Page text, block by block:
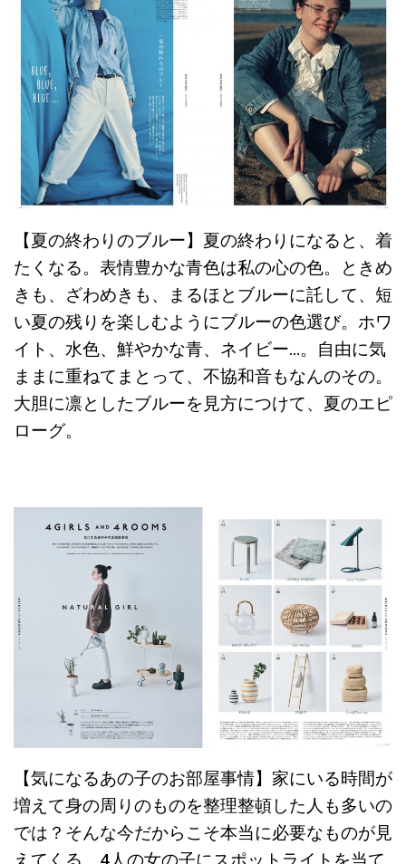
【夏の終わりのブルー】夏の終わりになると、着
たくなる。表情豊かな青色は私の心の色。ときめ
きも、ざわめきも、まるほとブルーに託して、短
い夏の残りを楽しむようにブルーの色選び。ホワ
イト、水色、鮮やかな青、ネイビー…。自由に気
ままに重ねてまとって、不協和音もなんのその。
大胆に凛としたブルーを見方につけて、夏のエピ
ローグ。
【気になるあの子のお部屋事情】家にいる時間が
増えて身の周りのものを整理整頓した人も多いの
では？そんな今だからこそ本当に必要なものが見